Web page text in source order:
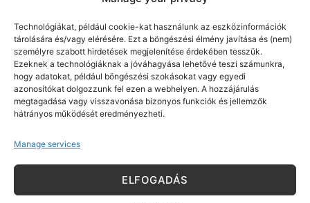
Technológiákat, például cookie-kat használunk az eszközinformációk
tárolására és/vagy elérésére. Ezt a böngészési élmény javítása és (nem)
személyre szabott hirdetések megjelenítése érdekében tesszük.
Ezeknek a technológiáknak a jóváhagyása lehetővé teszi számunkra,
hogy adatokat, például böngészési szokásokat vagy egyedi
azonosítókat dolgozzunk fel ezen a webhelyen. A hozzájárulás
megtagadása vagy visszavonása bizonyos funkciók és jellemzők
hátrányos működését eredményezheti.
Manage services
ELFOGADÁS
I AGREE
ÍRJON NEKÜNK